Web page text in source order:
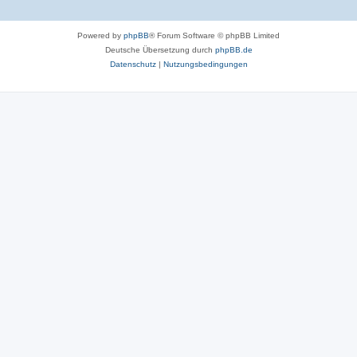
Powered by phpBB® Forum Software © phpBB Limited
Deutsche Übersetzung durch phpBB.de
Datenschutz| Nutzungsbedingungen